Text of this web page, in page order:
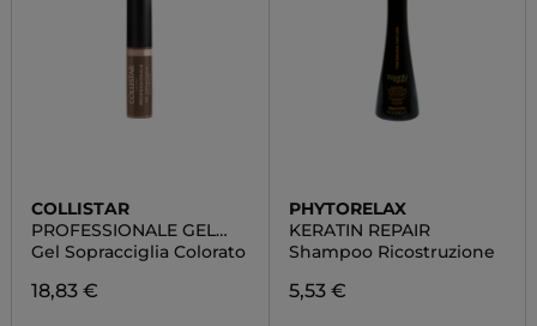
COLLISTAR
PROFESSIONALE GEL
SOPRACCIGLIA
COLORATO
Gel Sopracciglia Colorato
18,83 €
PHYTORELAX
KERATIN REPAIR
Shampoo Ricostruzione
5,53 €